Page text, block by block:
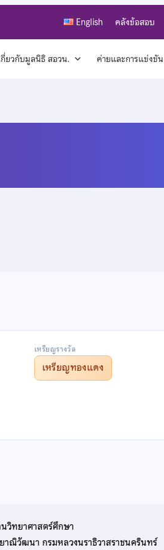
English คลังข้อสอบ
กี่ยวกับมูลนิธิ สอวน. ค่ายและการแข่งขัน
เหรียญรางวัล
เหรียญทองแดง
วิทยาศาสตร์ศึกษา
าณิวัฒนา กรมหลวงนราธิวาสราชนครินทร์